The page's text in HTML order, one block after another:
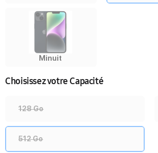
Minuit
Choisissez votre Capacité
128 Go
512 Go